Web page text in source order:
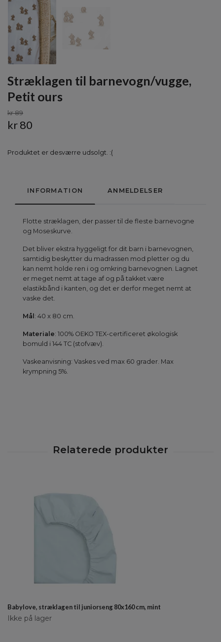
Stræklagen til barnevogn/vugge,
Petit ours
kr 89
kr 80
Produktet er desværre udsolgt. :(
INFORMATION ANMELDELSER
Flotte stræklagen, der passer til de fleste barnevogne
og Moseskurve.
Det bliver ekstra hyggeligt for dit barn i barnevognen,
samtidig beskytter du madrassen mod pletter og du
kan nemt holde ren i og omkring barnevognen. Lagnet
er meget nemt at tage af og på takket være
elastikbånd i kanten, og det er derfor meget nemt at
vaske det.
Mål : 40 x 80 cm.
Materiale: 100% OEKO TEX-certificeret økologisk
bomuld i 144 TC (stofvæv).
Vaskeanvisning: Vaskes ved max 60 grader. Max
krympning 5%.
Babylove, stræklagen til juniorseng 80x160 cm, mint
Ikke på lager